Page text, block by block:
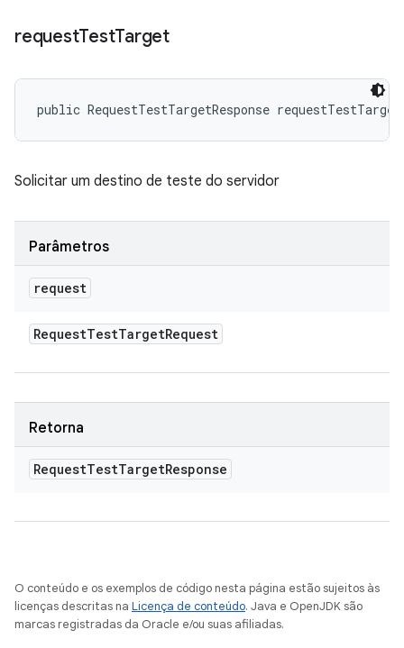
requestTestTarget
public RequestTestTargetResponse
Solicitar um destino de teste do servidor
Parâmetros
request
RequestTestTargetRequest
Retorna
RequestTestTargetResponse
O conteúdo e os exemplos de código nesta página estão sujeitos às
licenças descritas na Licença de conteúdo. Java e OpenJDK são
marcas registradas da Oracle e/ou suas afiliadas.